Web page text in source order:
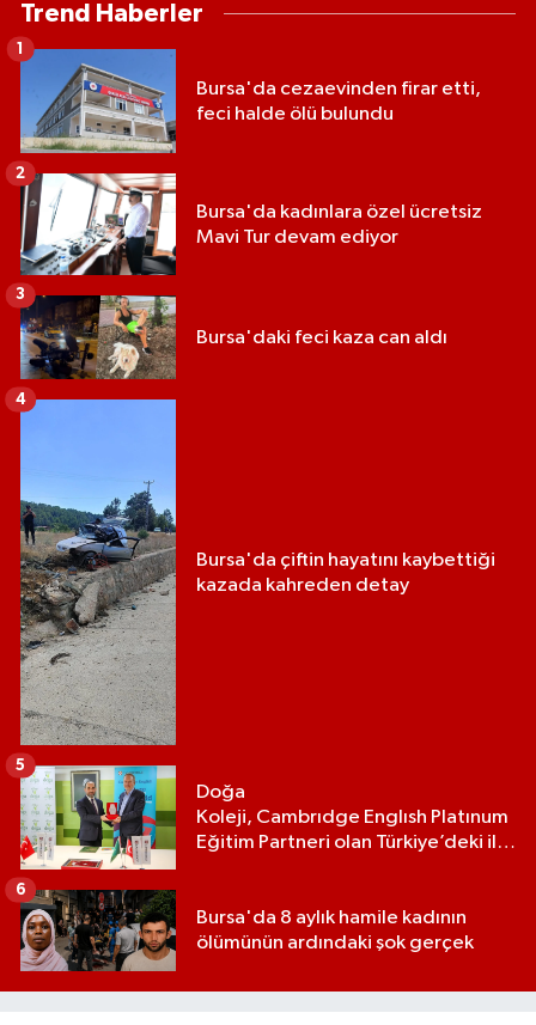
Trend Haberler
Bursa'da cezaevinden firar etti,
feci halde ölü bulundu
1
Bursa'da kadınlara özel ücretsiz
Mavi Tur devam ediyor
2
Bursa'daki feci kaza can aldı
3
Bursa'da çiftin hayatını kaybettiği
kazada kahreden detay
4
Doğa
Koleji, Cambrıdge Englısh Platınum
Eğitim Partneri olan Türkiye’deki ilk
5
Bursa'da 8 aylık hamile kadının
ölümünün ardındaki şok gerçek
6